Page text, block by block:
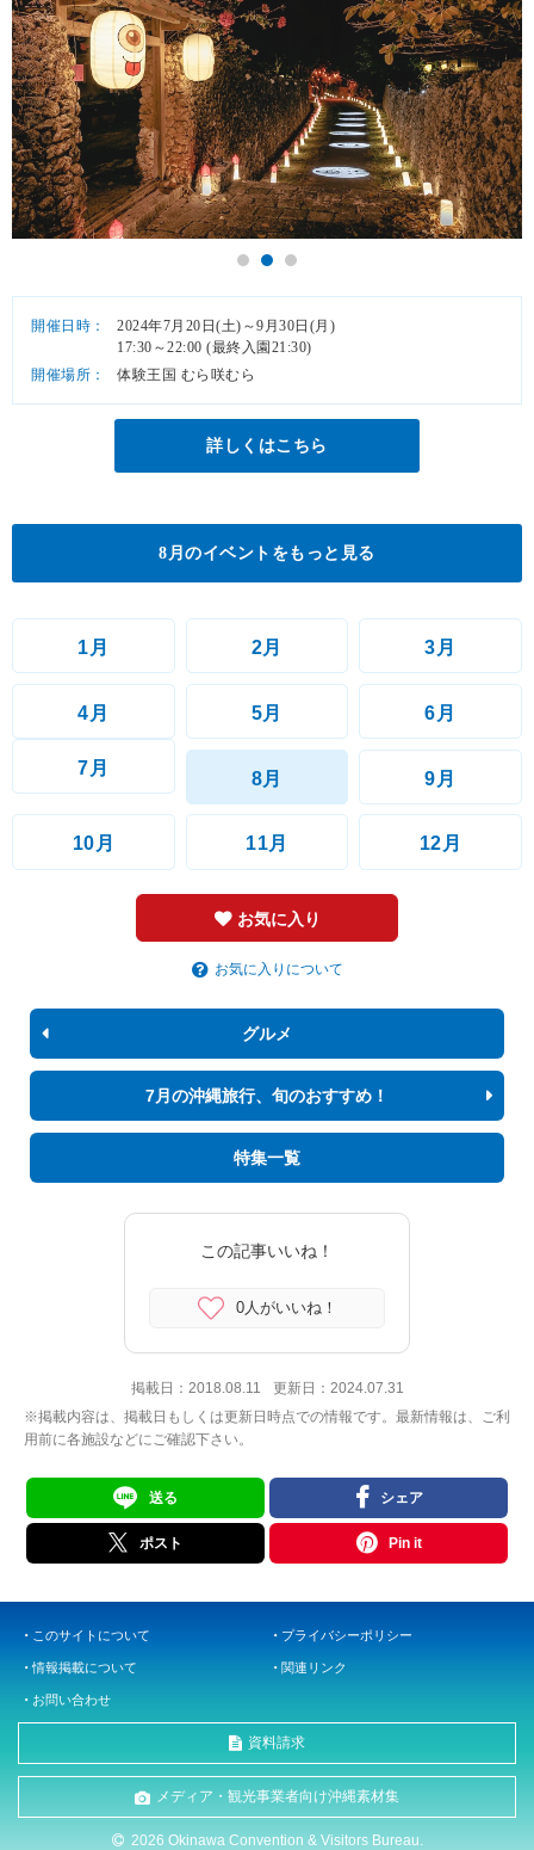
開催日時：
2024年7月20日(土)～9月30日(月)
17:30～22:00 (最終入園21:30)
開催場所：
体験王国 むら咲むら
詳しくはこちら
8月のイベントをもっと見る
1月 2月 3月
4月 5月 6月
7月
8月 9月
10月 11月 12月
お気に入り
お気に入りについて
グルメ
7月の沖縄旅行、旬のおすすめ！
特集一覧
この記事いいね！
0人がいいね！
掲載日： 2018.08.11 更新日： 2024.07.31
※掲載内容は、掲載日もしくは更新日時点での情報です。最新情報は、ご利
用前に各施設などにご確認下さい。
送る シェア
ポスト Pin it
このサイトについて プライバシーポリシー
情報掲載について 関連リンク
お問い合わせ
資料請求
メディア・観光事業者向け沖縄素材集
2026 Okinawa Convention & Visitors Bureau.